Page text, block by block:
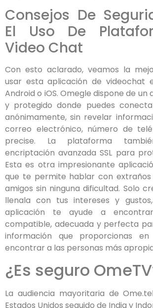
Consejos De
El Uso De
Video Chat
Con esto aclarado, veamos la
usar esta aplicación de videochat
Android o iOS. Omegle dispone de un
y protegido donde puedes
anónimamente, sin revelar
correo electrónico, número de
precise. La plataforma
encriptación avanzada SSL para
Esta es otra impresionante
que te permite hablar con
amigos sin ninguna dificultad. Solo
llenala con tus intereses y
aplicación te ayude a
compatible, adecuada y perfecta
información que proporcionas
encontrar a las personas más
¿Es seguro
La audiencia mayoritaria de
Estados Unidos seguido de India y